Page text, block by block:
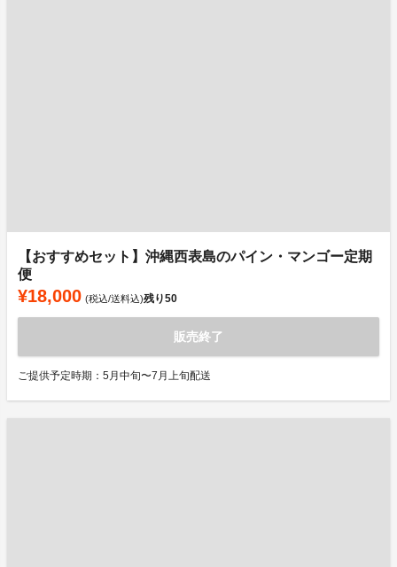
【おすすめセット】沖縄西表島のパイン・マンゴー定期
便
¥18,000 (税込/送料込)残り50
販売終了
ご提供予定時期：5月中旬〜7月上旬配送